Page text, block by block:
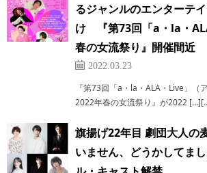
るジャンルのエンターテ
け 『第73回「a・la・
春の女流祭り』開催間近
2022.03.23
『第73回「a・la・ALA・Live」（
2022年春の女流祭り』が2022
旗揚げ22年目 劇団大人の
いません、どうかしてま